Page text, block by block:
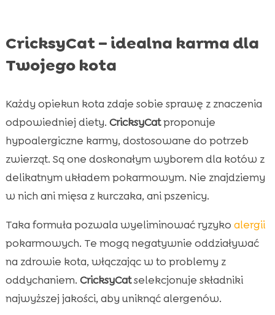
CricksyCat – idealna karma dla
Twojego kota
Każdy opiekun kota zdaje sobie sprawę z znaczenia
odpowiedniej diety. CricksyCatproponuje
hypoalergiczne karmy, dostosowane do potrzeb
zwierząt. Są one doskonałym wyborem dla kotów z
delikatnym układem pokarmowym. Nie znajdziemy
w nich ani mięsa z kurczaka, ani pszenicy.
Taka formuła pozwala wyeliminować ryzyko alergii
pokarmowych. Te mogą negatywnie oddziaływać
na zdrowie kota, włączając w to problemy z
oddychaniem. CricksyCatselekcjonuje składniki
najwyższej jakości, aby uniknąć alergenów.